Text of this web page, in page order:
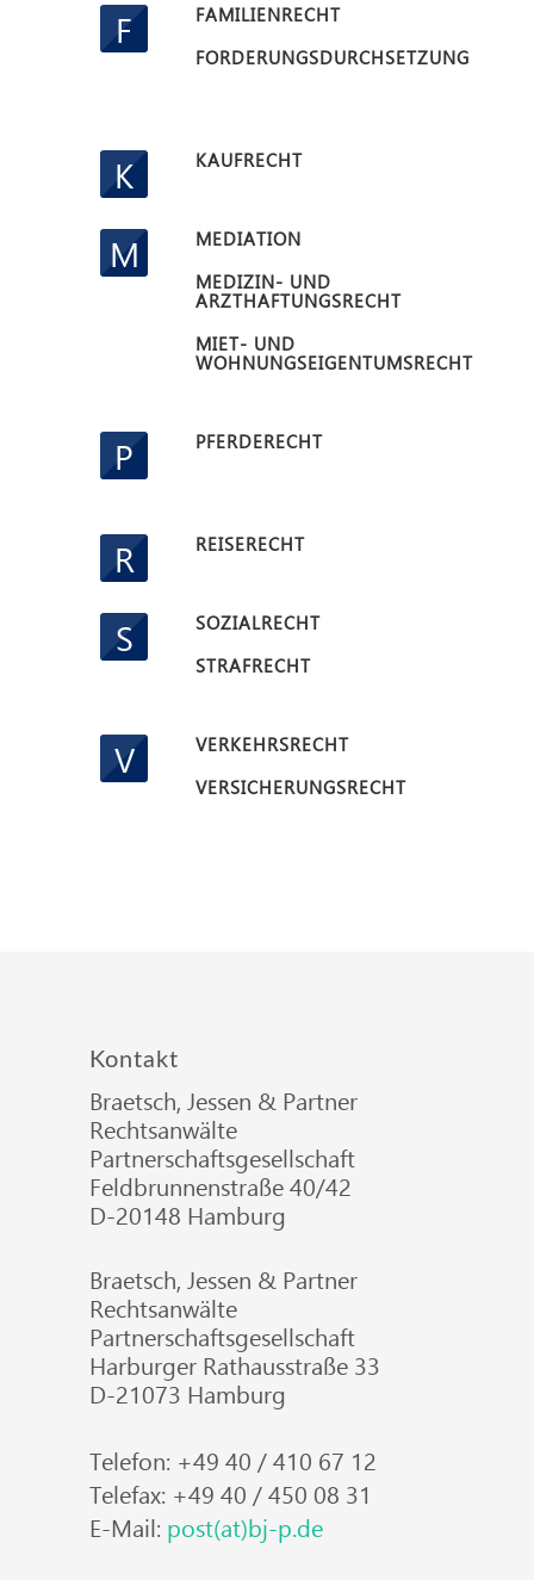
F
FAMILIENRECHT
FORDERUNGSDURCHSETZUNG
K KAUFRECHT
M
MEDIATION
MEDIZIN- UND
ARZTHAFTUNGSRECHT
MIET- UND
WOHNUNGSEIGENTUMSRECHT
P PFERDERECHT
R REISERECHT
S
SOZIALRECHT
STRAFRECHT
V
VERKEHRSRECHT
VERSICHERUNGSRECHT
Kontakt
Braetsch, Jessen & Partner
Rechtsanwälte
Partnerschaftsgesellschaft
Feldbrunnenstraße 40/42
D-20148 Hamburg
Braetsch, Jessen & Partner
Rechtsanwälte
Partnerschaftsgesellschaft
Harburger Rathausstraße 33
D-21073 Hamburg
Telefon: +49 40 / 410 67 12
Telefax: +49 40 / 450 08 31
E-Mail: post(at)bj-p.de